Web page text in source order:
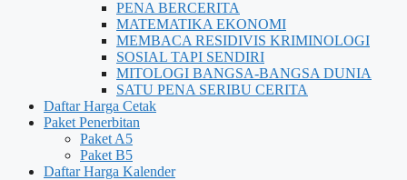
PENA BERCERITA
MATEMATIKA EKONOMI
MEMBACA RESIDIVIS KRIMINOLOGI
SOSIAL TAPI SENDIRI
MITOLOGI BANGSA-BANGSA DUNIA
SATU PENA SERIBU CERITA
Daftar Harga Cetak
Paket Penerbitan
Paket A5
Paket B5
Daftar Harga Kalender